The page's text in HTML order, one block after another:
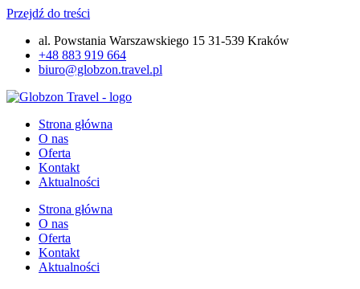
Przejdź do treści
al. Powstania Warszawskiego 15 31-539 Kraków
+48 883 919 664
biuro@globzon.travel.pl
Strona główna
O nas
Oferta
Kontakt
Aktualności
Strona główna
O nas
Oferta
Kontakt
Aktualności